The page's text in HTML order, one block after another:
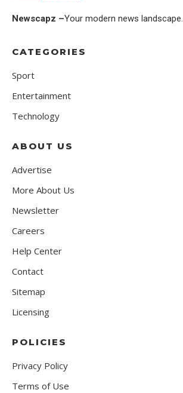
Newscapz –Your modern news landscape.
CATEGORIES
Sport
Entertainment
Technology
ABOUT US
Advertise
More About Us
Newsletter
Careers
Help Center
Contact
Sitemap
Licensing
POLICIES
Privacy Policy
Terms of Use